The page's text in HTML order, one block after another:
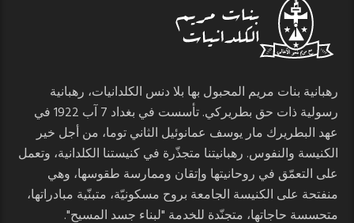
رهبانية بنات مريم المحبول بها بلا دنس الكلدانيات، رهبانية
رسولية ذات حق بطريركي. تأسست في بغداد 7 آب 1922 في
عهد البطريرك مار يوسف عمانوئيل الثاني توما، من أجل خير
الكنيسة والنفوس. رهبانيتنا متجذّرة في كنيستنا الكلدانية، وتعمل
على التعمّق في روحانيتها وإتقان وممارسة طقوسها، وهي
منفتحة على الكنيسة الجامعة بروح مسكونيّة، متبنّية مبادراتها،
متحسسة حاجاتها، متجنّدة للخدمة "لبناء جسد المسيح".